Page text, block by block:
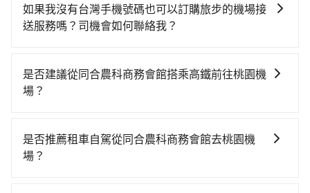
如果我沒有台灣手機號碼也可以訂購旅步的機場接
送服務嗎？司機會如何聯絡我？
WhatsApp、Line、Skype 等通訊軟體的帳號，方便我
們在訂單成立後，或司機服務時與您聯絡。
是否建議從同合農科商務會館搭乘高鐵前往桃園機
場？
時、較貴，且難叫計程車前往高鐵站！從最早05:50一直
到21:54，左營-桃園一天最多有58班次高鐵可搭乘。假
是否推薦租車自駕從同合農科商務會館去桃園機
場？